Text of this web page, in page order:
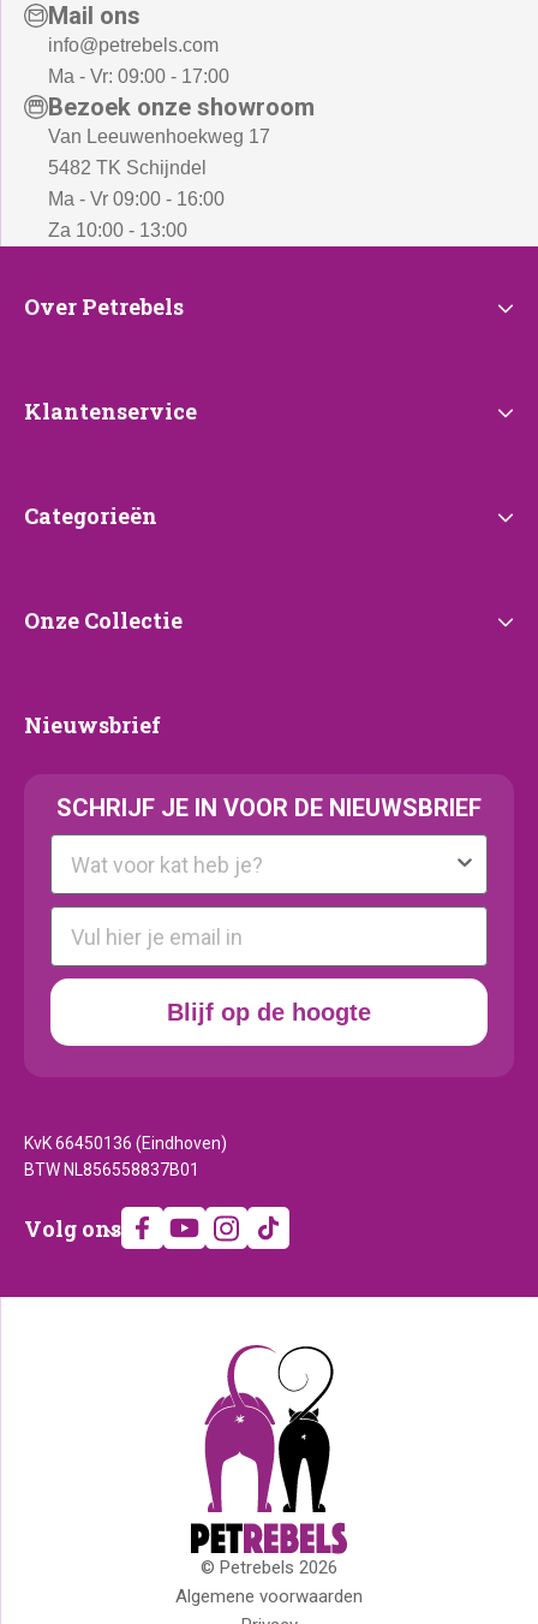
Mail ons
info@petrebels.com
Ma - Vr: 09:00 - 17:00
Bezoek onze showroom
Van Leeuwenhoekweg 17
5482 TK Schijndel
Ma - Vr 09:00 - 16:00
Za 10:00 - 13:00
Over
Over Petrebels
Klantenservice
Klantenservice
Categorieën
Categorieën
Onze
Onze Collectie
Nieuwsbrief
Nieuwsbrief
SCHRIJF JE IN VOOR DE NIEUWSBRIEF
Kattenras
E-mail
Blijf op de hoogte
KvK 66450136 (Eindhoven)
BTW NL856558837B01
Volg
Volg ons
© Petrebels 2026
Copyright
Algemene voorwaarden